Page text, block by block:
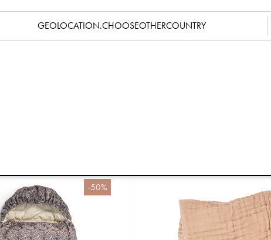
-50%
GEOLOCATION.CHOOSEOTHERCOUNTRY